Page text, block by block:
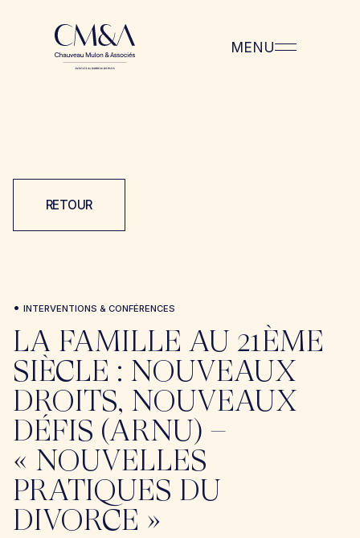
MENU
RETOUR
• INTERVENTIONS & CONFÉRENCES
LA FAMILLE AU 21ÈME
SIÈCLE : NOUVEAUX
DROITS, NOUVEAUX
DÉFIS (ARNU) –
« NOUVELLES
PRATIQUES DU
DIVORCE »